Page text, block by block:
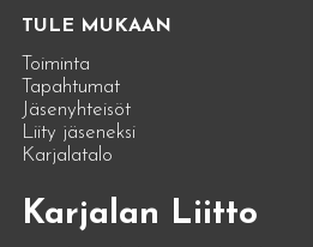
TULE MUKAAN
Toiminta
Tapahtumat
Jäsenyhteisöt
Liity jäseneksi
Karjalatalo
Karjalan Liitto